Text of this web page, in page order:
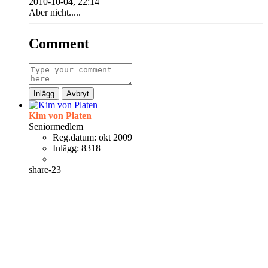
Aber nicht.....
Comment
Inlägg Avbryt
Kim von Platen
Seniormedlem
Reg.datum: okt 2009
Inlägg: 8318
share-23